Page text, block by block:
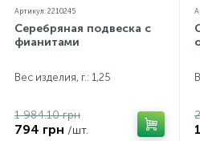
Артикул: 2210245
Серебряная подвеска с
фианитами
Вес изделия, г.: 1,25
1 984.10 грн
794 грн /шт.